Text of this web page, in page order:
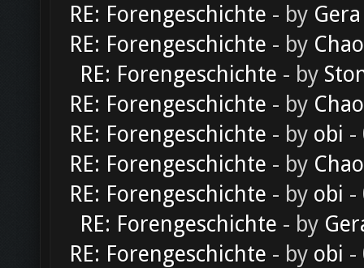
RE: Forengeschichte - by Gera
RE: Forengeschichte - by
RE: Forengeschichte - by
RE: Forengeschichte - by
RE: Forengeschichte - by obi -
RE: Forengeschichte - by
RE: Forengeschichte - by obi -
RE: Forengeschichte - by
RE: Forengeschichte - by obi -